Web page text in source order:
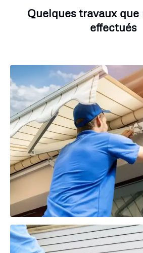
Quelques travaux que
effectués